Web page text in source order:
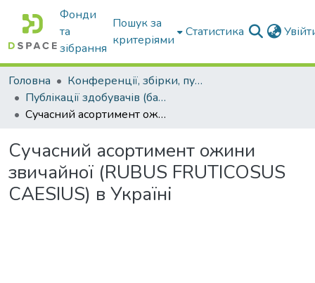
Фонди
та
зібрання
Пошук за
критеріями
Статистика
Головна
Конференції, збірки, публікації молодих вчених і здобувачів : магістрів, бакалаврів, аспірантів.
Публікації здобувачів (бакалаврів. магістрів, аспірантів)
Сучасний асортимент ожини звичайної (RUBUS FRUTICOSUS CAESIUS) в Україні
Сучасний асортимент ожини
звичайної (RUBUS FRUTICOSUS
CAESIUS) в Україні